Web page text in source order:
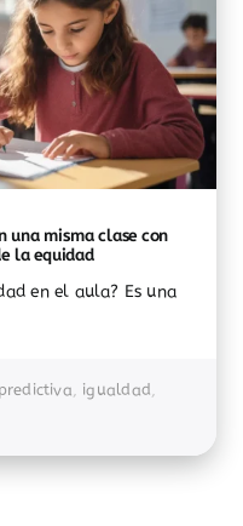
una misma clase con
la equidad
en el aula? Es una
, igualdad,